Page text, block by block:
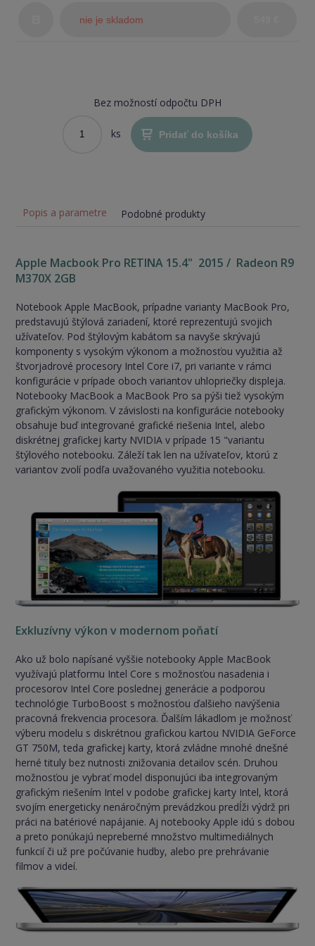
nie je skladom
Bez možností odpočtu DPH
ks Pridať do košíka
Popis a parametre Podobné produkty
Apple Macbook Pro RETINA 15.4" 2015 / Radeon R9
M370X 2GB
Notebook Apple MacBook, prípadne varianty MacBook Pro,
predstavujú štýlová zariadení, ktoré reprezentujú svojich
užívateľov. Pod štýlovým kabátom sa navyše skrývajú
komponenty s vysokým výkonom a možnosťou využitia až
štvorjadrové procesory Intel Core i7, pri variante v rámci
konfigurácie v prípade oboch variantov uhlopriečky displeja.
Notebooky MacBook a MacBook Pro sa pýši tiež vysokým
grafickým výkonom. V závislosti na konfigurácie notebooky
obsahuje buď integrované grafické riešenia Intel, alebo
diskrétnej grafickej karty NVIDIA v prípade 15 "variantu
štýlového notebooku. Záleží tak len na užívateľov, ktorú z
variantov zvolí podľa uvažovaného využitia notebooku.
Exkluzívny výkon v modernom poňatí
Ako už bolo napísané vyššie notebooky Apple MacBook
využívajú platformu Intel Core s možnosťou nasadenia i
procesorov Intel Core poslednej generácie a podporou
technológie TurboBoost s možnosťou ďalšieho navýšenia
pracovná frekvencia procesora. Ďalším lákadlom je možnosť
výberu modelu s diskrétnou grafickou kartou NVIDIA GeForce
GT 750M, teda grafickej karty, ktorá zvládne mnohé dnešné
herné tituly bez nutnosti znižovania detailov scén. Druhou
možnosťou je vybrať model disponujúci iba integrovaným
grafickým riešením Intel v podobe grafickej karty Intel, ktorá
svojím energeticky nenáročným prevádzkou predĺži výdrž pri
práci na batériové napájanie. Aj notebooky Apple idú s dobou
a preto ponúkajú nepreberné množstvo multimediálnych
funkcií či už pre počúvanie hudby, alebo pre prehrávanie
filmov a videí.